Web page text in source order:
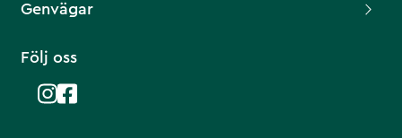
Genvägar
Följ oss